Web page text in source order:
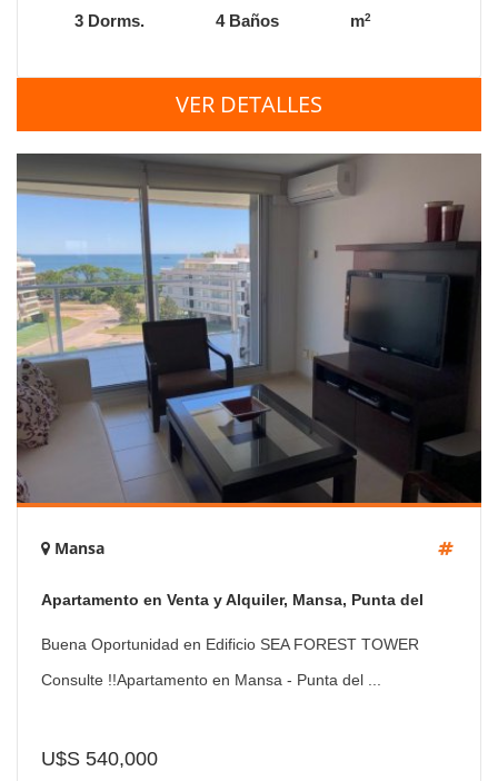
3 Dorms. 4 Baños m2
VER DETALLES
Mansa
Apartamento en Venta y Alquiler, Mansa, Punta del
Este, 2 Dormitorios.
Buena Oportunidad en Edificio SEA FOREST TOWER
Consulte !!Apartamento en Mansa - Punta del ...
U$S 540,000